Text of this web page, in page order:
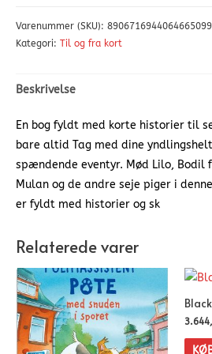
Varenummer (SKU): 8906716944064665099
Kategori: Til og fra kort
Beskrivelse
En bog fyldt med korte historier til
bare altid Tag med dine
spændende eventyr. Mød Lilo, Bodil
Mulan og de andre seje piger i
er fyldt med historier og sk
Relaterede varer